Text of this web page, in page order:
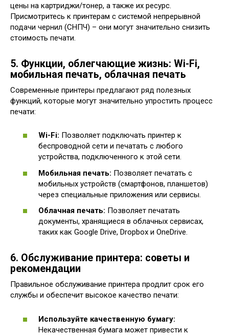
цены на картриджи/тонер, а также их ресурс.
Присмотритесь к принтерам с системой непрерывной
подачи чернил (СНПЧ) – они могут значительно снизить
стоимость печати.
5. Функции, облегчающие жизнь: Wi-Fi,
мобильная печать, облачная печать
Современные принтеры предлагают ряд полезных
функций, которые могут значительно упростить процесс
печати:
Wi-Fi: Позволяет подключать принтер к
беспроводной сети и печатать с любого
устройства, подключенного к этой сети.
Мобильная печать: Позволяет печатать с
мобильных устройств (смартфонов, планшетов)
через специальные приложения или сервисы.
Облачная печать: Позволяет печатать
документы, хранящиеся в облачных сервисах,
таких как Google Drive, Dropbox и OneDrive.
6. Обслуживание принтера: советы и
рекомендации
Правильное обслуживание принтера продлит срок его
службы и обеспечит высокое качество печати:
Используйте качественную бумагу:
Некачественная бумага может привести к